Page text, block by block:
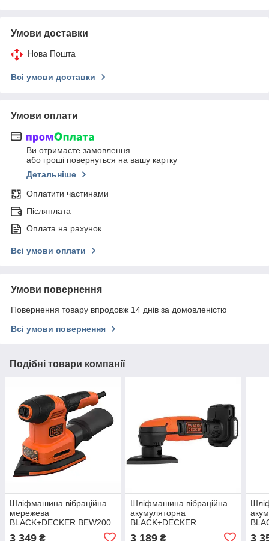
Умови доставки
Нова Пошта
Всі умови доставки
Умови оплати
Ви отримаєте замовлення
або гроші повернуться на вашу картку
Детальніше
Оплатити частинами
Післяплата
Оплата на рахунок
Всі умови оплати
Умови повернення
Повернення товару впродовж 14 днів за домовленістю
Всі умови повернення
Подібні товари компанії
Шліфмашина вібраційна
мережева
BLACK+DECKER BEW200
3 349 ₴
Шліфмашина вібраційна
акумуляторна
BLACK+DECKER
3 189₴ 3